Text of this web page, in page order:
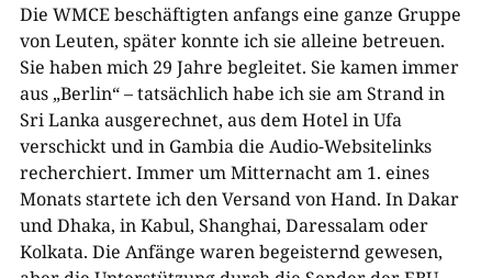
Die WMCE beschäftigten anfangs eine ganze Gruppe
von Leuten, später konnte ich sie alleine betreuen.
Sie haben mich 29 Jahre begleitet. Sie kamen immer
aus „Berlin“ – tatsächlich habe ich sie am Strand in
Sri Lanka ausgerechnet, aus dem Hotel in Ufa
verschickt und in Gambia die Audio-Websitelinks
recherchiert. Immer um Mitternacht am 1. eines
Monats startete ich den Versand von Hand. In Dakar
und Dhaka, in Kabul, Shanghai, Daressalam oder
Kolkata. Die Anfänge waren begeisternd gewesen,